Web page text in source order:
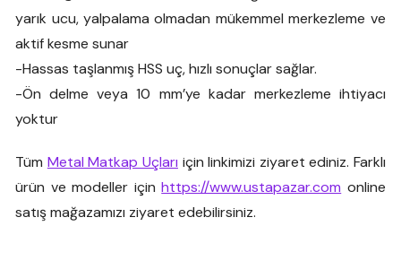
yarık ucu, yalpalama olmadan mükemmel merkezleme ve
aktif kesme sunar
-Hassas taşlanmış HSS uç, hızlı sonuçlar sağlar.
-Ön delme veya 10 mm’ye kadar merkezleme ihtiyacı
yoktur
Tüm Metal Matkap Uçları için linkimizi ziyaret ediniz. Farklı
ürün ve modeller içinhttps://www.ustapazar.com online
satış mağazamızı ziyaret edebilirsiniz.